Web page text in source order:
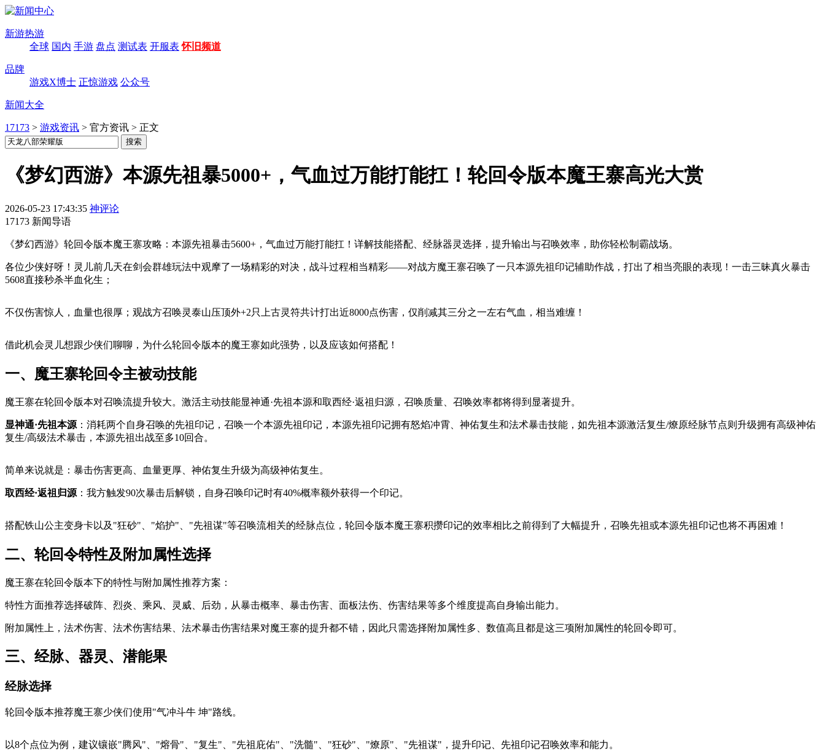
新游热游
全球 国内 手游 盘点 测试表 开服表 怀旧频道
品牌
游戏X博士 正惊游戏 公众号
新闻大全
17173 > 游戏资讯 > 官方资讯 > 正文
《梦幻西游》本源先祖暴5000+，气血过万能打能扛！轮回令版本魔王寨高光大赏
2026-05-23 17:43:35 神评论
17173 新闻导语
《梦幻西游》轮回令版本魔王寨攻略：本源先祖暴击5600+，气血过万能打能扛！详解技能搭配、经脉器灵选择，提升输出与召唤效率，助你轻松制霸战场。
各位少侠好呀！灵儿前几天在剑会群雄玩法中观摩了一场精彩的对决，战斗过程相当精彩——对战方魔王寨召唤了一只本源先祖印记辅助作战，打出了相当亮眼的表现！一击三昧真火暴击
5608直接秒杀半血化生；
不仅伤害惊人，血量也很厚；观战方召唤灵泰山压顶外+2只上古灵符共计打出近8000点伤害，仅削减其三分之一左右气血，相当难缠！
借此机会灵儿想跟少侠们聊聊，为什么轮回令版本的魔王寨如此强势，以及应该如何搭配！
一、魔王寨轮回令主被动技能
魔王寨在轮回令版本对召唤流提升较大。激活主动技能显神通·先祖本源和取西经·返祖归源，召唤质量、召唤效率都将得到显著提升。
显神通·先祖本源 ：消耗两个自身召唤的先祖印记，召唤一个本源先祖印记，本源先祖印记拥有怒焰冲霄、神佑复生和法术暴击技能，如先祖本源激活复生/燎原经脉节点则升级拥有高级神佑
复生/高级法术暴击，本源先祖出战至多10回合。
简单来说就是：暴击伤害更高、血量更厚、神佑复生升级为高级神佑复生。
取西经·返祖归源 ：我方触发90次暴击后解锁，自身召唤印记时有40%概率额外获得一个印记。
搭配铁山公主变身卡以及"狂砂"、"焰护"、"先祖谋"等召唤流相关的经脉点位，轮回令版本魔王寨积攒印记的效率相比之前得到了大幅提升，召唤先祖或本源先祖印记也将不再困难！
二、轮回令特性及附加属性选择
魔王寨在轮回令版本下的特性与附加属性推荐方案：
特性方面推荐选择破阵、烈炎、乘风、灵威、后劲，从暴击概率、暴击伤害、面板法伤、伤害结果等多个维度提高自身输出能力。
附加属性上，法术伤害、法术伤害结果、法术暴击伤害结果对魔王寨的提升都不错，因此只需选择附加属性多、数值高且都是这三项附加属性的轮回令即可。
三、经脉、器灵、潜能果
经脉选择
轮回令版本推荐魔王寨少侠们使用"气冲斗牛 坤"路线。
以8个点位为例，建议镶嵌"腾风"、"熔骨"、"复生"、"先祖庇佑"、"洗髓"、"狂砂"、"燎原"、"先祖谋"，提升印记、先祖印记召唤效率和能力。